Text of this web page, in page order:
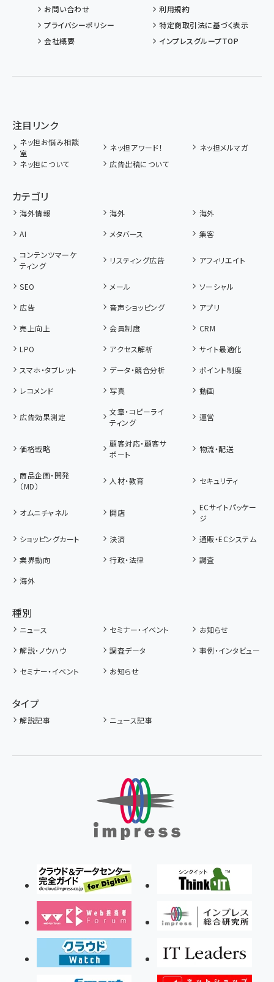
お問い合わせ
利用規約
プライバシーポリシー
特定商取引法に基づく表示
会社概要
インプレスグループTOP
注目リンク
ネッ担お悩み相談
室
ネッ担アワード！
ネッ担メルマガ
ネッ担について
広告出稿について
カテゴリ
海外情報 海外
海外
AI
メタバース
集客
コンテンツマーケ
ティング
リスティング広告 アフィリエイト
SEO メール
ソーシャル
広告
音声ショッピング
アプリ
売上向上
会員制度
CRM
LPO
アクセス解析
サイト最適化
スマホ・タブレット
データ・競合分析
ポイント制度
レコメンド
写真 動画
広告効果測定
文章・コピーライ
ティング
運営
価格戦略
顧客対応・顧客サ
ポート
物流・配送
商品企画・開発
（MD）
人材・教育 セキュリティ
オムニチャネル 開店
ECサイトパッケー
ジ
ショッピングカート
決済
通販・ECシステム
業界動向
行政・法律
調査
海外
種別
ニュース セミナー・イベント
お知らせ
解説・ノウハウ
調査データ
事例・インタビュー
セミナー・イベント
お知らせ
タイプ
解説記事 ニュース記事